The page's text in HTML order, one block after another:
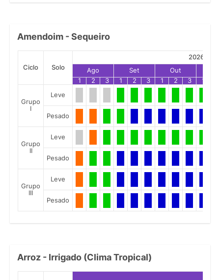
Amendoim - Sequeiro
Ciclo Solo
2026
Ago
Set Out
1
2 3 1 2 3 1 2 3 1
Grupo
I
Leve
Pesado
Grupo
II
Leve
Pesado
Grupo
III
Leve
Pesado
Arroz - Irrigado (Clima Tropical)